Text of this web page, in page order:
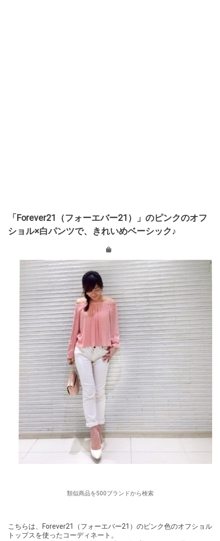
「Forever21（フォーエバー21）」のピンクのオフ
ショル×白パンツで、きれいめベーシック♪
類似商品を500ブランドから検索
こちらは、Forever21（フォーエバー21）のピンク色のオフショル
トップスを使ったコーディネート。